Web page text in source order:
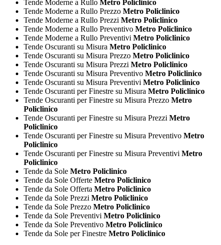
Tende Moderne a Rullo Metro Policlinico
Tende Moderne a Rullo Prezzo Metro Policlinico
Tende Moderne a Rullo Prezzi Metro Policlinico
Tende Moderne a Rullo Preventivo Metro Policlinico
Tende Moderne a Rullo Preventivi Metro Policlinico
Tende Oscuranti su Misura Metro Policlinico
Tende Oscuranti su Misura Prezzo Metro Policlinico
Tende Oscuranti su Misura Prezzi Metro Policlinico
Tende Oscuranti su Misura Preventivo Metro Policlinico
Tende Oscuranti su Misura Preventivi Metro Policlinico
Tende Oscuranti per Finestre su Misura Metro Policlinico
Tende Oscuranti per Finestre su Misura Prezzo Metro
Policlinico
Tende Oscuranti per Finestre su Misura Prezzi Metro
Policlinico
Tende Oscuranti per Finestre su Misura Preventivo Metro
Policlinico
Tende Oscuranti per Finestre su Misura Preventivi Metro
Policlinico
Tende da Sole Metro Policlinico
Tende da Sole Offerte Metro Policlinico
Tende da Sole Offerta Metro Policlinico
Tende da Sole Prezzi Metro Policlinico
Tende da Sole Prezzo Metro Policlinico
Tende da Sole Preventivi Metro Policlinico
Tende da Sole Preventivo Metro Policlinico
Tende da Sole per Finestre Metro Policlinico